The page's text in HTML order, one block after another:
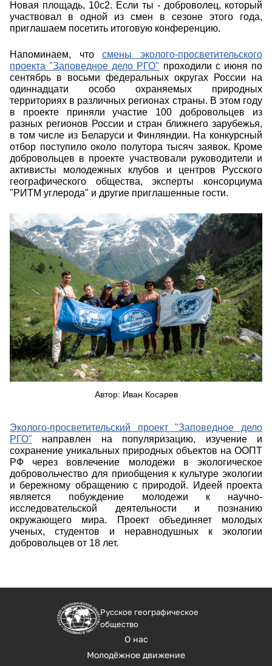
Новая площадь, 10с2. Если ты - доброволец, который
участвовал в одной из смен в сезоне этого года,
приглашаем посетить итоговую конференцию.
Напоминаем, чтосмены эколого-просветительского
проекта "Заповедное дело РГО" проходили с июня по
сентябрь в восьми федеральных округах России на
одиннадцати особо охраняемых природных
территориях в различных регионах страны. В этом году
в проекте приняли участие 100 добровольцев из
разных регионов России и стран ближнего зарубежья,
в том числе из Беларуси и Финляндии. На конкурсный
отбор поступило около полутора тысяч заявок. Кроме
добровольцев в проекте участвовали руководители и
активисты молодежных клубов и центров Русского
географического общества, эксперты консорциума
"РИТМ углерода" и другие приглашенные гости.
20336.jpg
Автор: Иван Косарев
Эколого-просветительский проект "Заповедное дело
РГО" направлен на популяризацию, изучение и
сохранение уникальных природных объектов на ООПТ
РФ через вовлечение молодежи в экологическое
добровольчество для приобщения к культуре экологии
и бережному обращению с природой. Идеей проекта
является побуждение молодежи к научно-
исследовательской деятельности и познанию
окружающего мира. Проект объединяет молодых
ученых, студентов и неравнодушных к экологии
добровольцев от 18 лет.
Русское географическое
общество
О нас
Молодёжное движение